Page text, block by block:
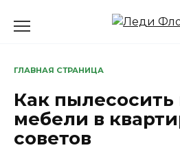
ГЛАВНАЯ СТРАНИЦА
Как
мебели в
советов